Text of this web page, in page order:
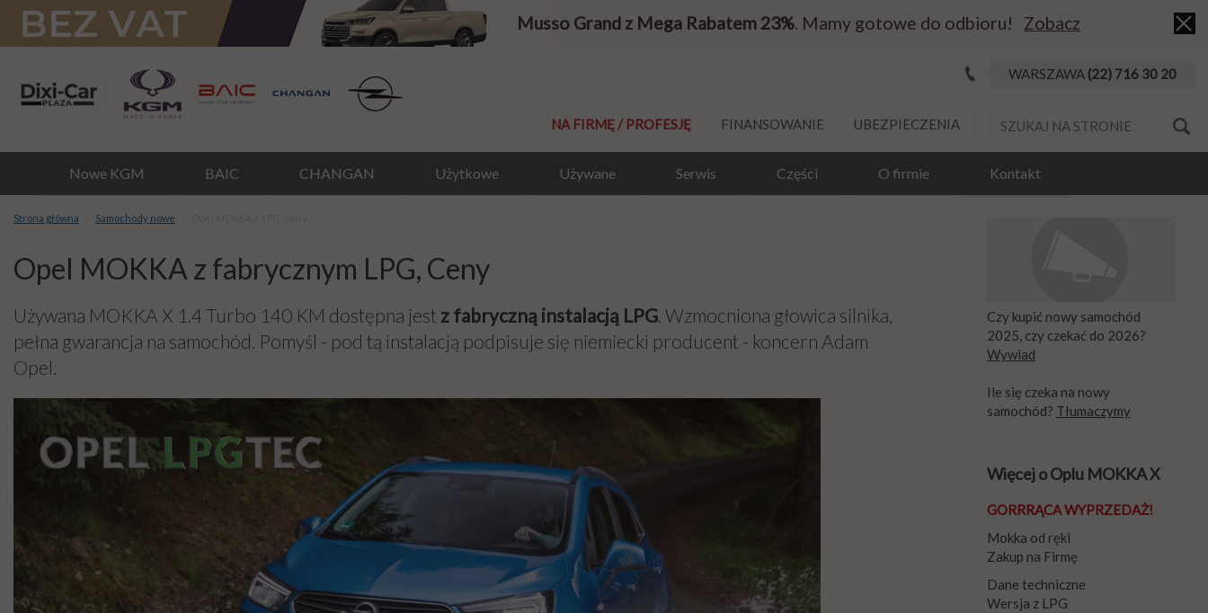
Musso Grand z Mega Rabatem 23%. Mamy gotowe do odbioru! Zobacz
WARSZAWA (22) 716 30 20
NA FIRMĘ / PROFESJĘ FINANSOWANIE UBEZPIECZENIA
Nowe KGM BAIC CHANGAN Użytkowe Używane Serwis Części O firmie Kontakt
Strona główna Samochody nowe
Opel MOKKA z fabrycznym LPG, Ceny
Używana MOKKA X 1.4 Turbo 140 KM dostępna jest z fabryczną instalacją LPG. Wzmocniona głowica silnika,
pełna gwarancja na samochód. Pomyśl - pod tą instalacją podpisuje się niemiecki producent - koncern Adam
Opel.
Czy kupić nowy samochód
2025, czy czekać do 2026?
Wywiad
Ile się czeka na nowy
samochód? Tłumaczymy
Więcej o Oplu MOKKA X
GORRRĄCA WYPRZEDAŻ!
Mokka od ręki
Zakup na Firmę
Dane techniczne
Wersja z LPG